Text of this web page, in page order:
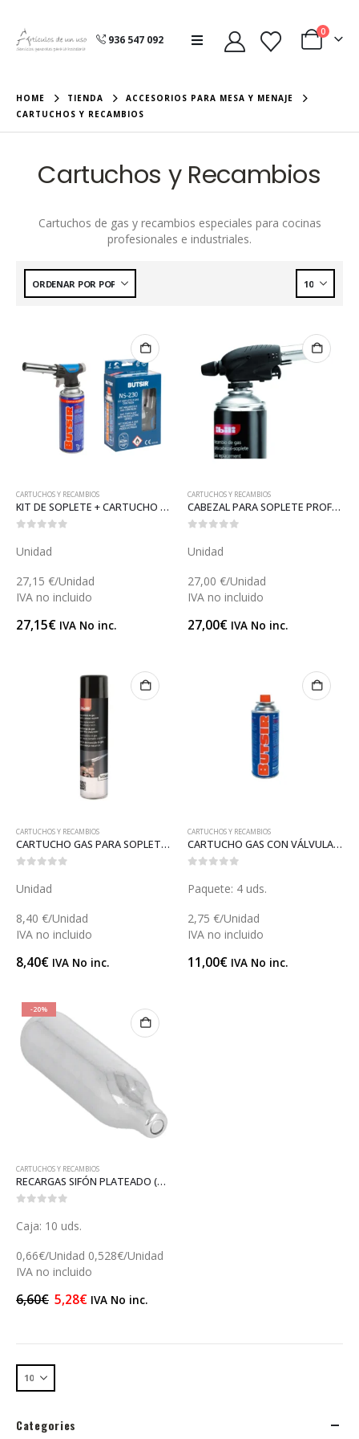
936 547 092
0
HOME TIENDA
ACCESORIOS PARA MESA Y MENAJE
CARTUCHOS Y RECAMBIOS
Cartuchos y Recambios
Cartuchos de gas y recambios especiales para cocinas
profesionales e industriales.
CARTUCHOS Y RECAMBIOS
KIT DE SOPLETE + CARTUCHO DE GAS (GAS227KIT)
Unidad
27,15 €/Unidad
IVA no incluido
27,15€ IVA No inc.
CARTUCHOS Y RECAMBIOS
CABEZAL PARA SOPLETE PROFESIONAL (DN3924)
Unidad
27,00 €/Unidad
IVA no incluido
27,00€ IVA No inc.
CARTUCHOS Y RECAMBIOS
CARTUCHO GAS PARA SOPLETE (GAS742)
Unidad
8,40 €/Unidad
IVA no incluido
8,40€ IVA No inc.
CARTUCHOS Y RECAMBIOS
CARTUCHO GAS CON VÁLVULA PARA SOPLETE (GAS220)
Paquete: 4 uds.
2,75 €/Unidad
IVA no incluido
11,00€ IVA No inc.
-20%
CARTUCHOS Y RECAMBIOS
RECARGAS SIFÓN PLATEADO (GP18186)
Caja: 10 uds.
0,66€/Unidad 0,528€/Unidad
IVA no incluido
6,60€ 5,28€ IVA No inc.
Categories